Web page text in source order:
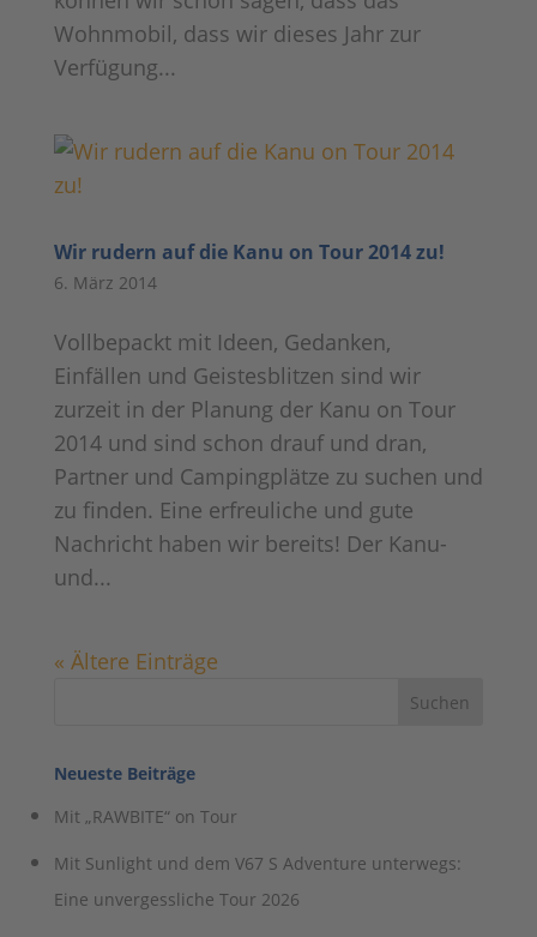
Wohnmobil, dass wir dieses Jahr zur
Verfügung...
Wir rudern auf die Kanu on Tour 2014 zu!
6. März 2014
Vollbepackt mit Ideen, Gedanken,
Einfällen und Geistesblitzen sind wir
zurzeit in der Planung der Kanu on Tour
2014 und sind schon drauf und dran,
Partner und Campingplätze zu suchen und
zu finden. Eine erfreuliche und gute
Nachricht haben wir bereits! Der Kanu-
und...
« Ältere Einträge
Neueste Beiträge
Mit „RAWBITE“ on Tour
Mit Sunlight und dem V67 S Adventure unterwegs:
Eine unvergessliche Tour 2026